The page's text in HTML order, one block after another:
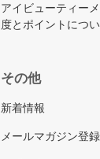
アイビューティー
度とポイントにつ
その他
新着情報
メールマガジン登録